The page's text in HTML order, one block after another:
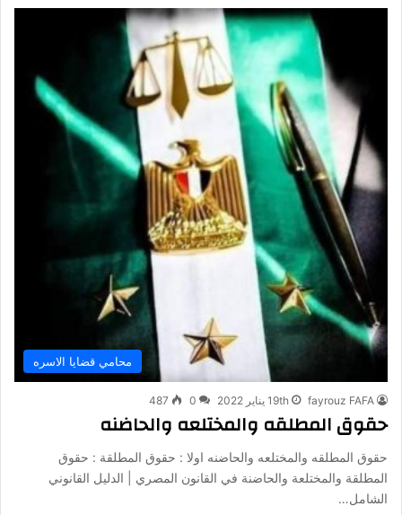
محامي قضايا الاسره
fayrouz FAFA 19th يناير 2022 0
487
حقوق المطلقه والمختلعه والحاضنه
حقوق المطلقه والمختلعه والحاضنه اولا : حقوق المطلقة : حقوق
المطلقة والمختلعة والحاضنة في القانون المصري | الدليل القانوني
الشامل…